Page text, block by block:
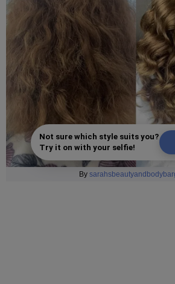
Not sure which style suits you?
Try it on with your selfie!
By